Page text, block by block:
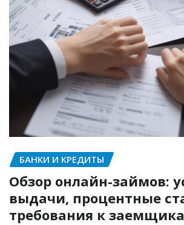
БАНКИ И КРЕДИТЫ
Обзор онлайн-займов:
выдачи, процентные
требования к